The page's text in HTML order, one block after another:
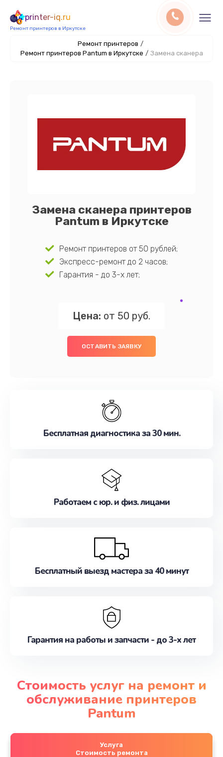
printer-iq.ru
Ремонт принтеров в Иркутске
Ремонт принтеров /
Ремонт принтеров Pantum в Иркутске / Замена сканера
Замена сканера принтеров
Pantum в Иркутске
Ремонт принтеров от 50 рублей;
Экспресс-ремонт до 2 часов;
Гарантия - до 3-х лет;
Цена: от 50 руб.
ОСТАВИТЬ ЗАЯВКУ
Бесплатная диагностика за 30 мин.
Работаем с юр. и физ. лицами
Бесплатный выезд мастера за 40 минут
Гарантия на работы и запчасти - до 3-х лет
Стоимость услуг на ремонт и
обслуживание принтеров
Pantum
Услуга
Стоимость ремонта